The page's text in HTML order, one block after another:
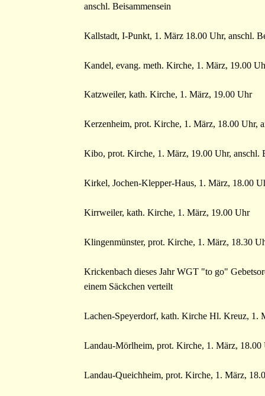
anschl. Beisammensein
Kallstadt, I-Punkt, 1. März 18.00 Uhr, anschl.
Kandel, evang. meth. Kirche, 1. März, 19.00
Katzweiler, kath. Kirche, 1. März, 19.00 Uhr
Kerzenheim, prot. Kirche, 1. März, 18.00 Uhr,
Kibo, prot. Kirche, 1. März, 19.00 Uhr, anschl.
Kirkel, Jochen-Klepper-Haus, 1. März, 18.00
Kirrweiler, kath. Kirche, 1. März, 19.00 Uhr
Klingenmünster, prot. Kirche, 1. März, 18.30
Krickenbach dieses Jahr WGT "to go"
einem Säckchen verteilt
Lachen-Speyerdorf, kath. Kirche Hl. Kreuz, 1.
Landau-Mörlheim, prot. Kirche, 1. März, 18.00
Landau-Queichheim, prot. Kirche, 1. März,